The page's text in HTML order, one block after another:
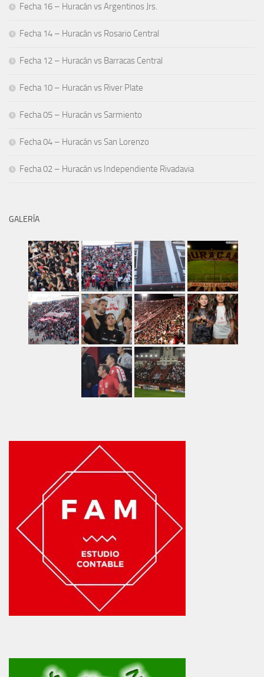
Fecha 16 – Huracán vs Argentinos Jrs.
Fecha 14 – Huracán vs Rosario Central
Fecha 12 – Huracán vs Barracas Central
Fecha 10 – Huracán vs River Plate
Fecha 05 – Huracán vs Sarmiento
Fecha 04 – Huracán vs San Lorenzo
Fecha 02 – Huracán vs Independiente Rivadavia
GALERÍA